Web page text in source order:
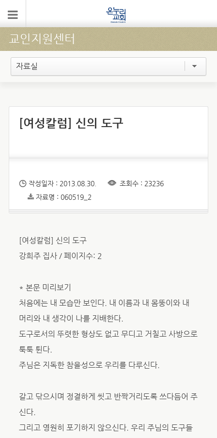
교인지원센터
자료실
[여성칼럼] 신의 도구
작성일자 : 2013.08.30.
조회수 : 23236
자료명 : 060519_2
[여성칼럼] 신의 도구
강희주 집사 / 페이지수: 2
* 본문 미리보기
처음에는 내 모습만 보인다. 내 이름과 내 몸뚱이와 내
머리와 내 생각이 나를 지배한다.
도구로서의 뚜렷한 형상도 없고 무디고 거칠고 사방으로
툭툭 튄다.
주님은 지독한 참을성으로 우리를 다루신다.
갈고 닦으시며 정결하게 씻고 반짝거리도록 쓰다듬어 주
신다.
그리고 영원히 포기하지 않으신다. 우리 주님의 도구들